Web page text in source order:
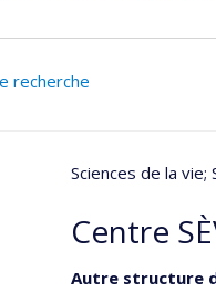
recherche
Sciences de la vie;
Centre
Autre structure